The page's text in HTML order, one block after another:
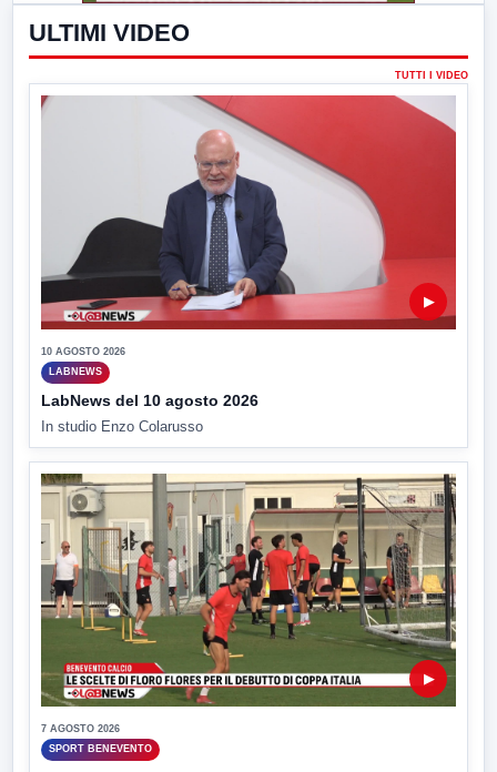
ULTIMI VIDEO
TUTTI I VIDEO
▶
10 AGOSTO 2026
LABNEWS
LabNews del 10 agosto 2026
In studio Enzo Colarusso
▶
7 AGOSTO 2026
SPORT BENEVENTO